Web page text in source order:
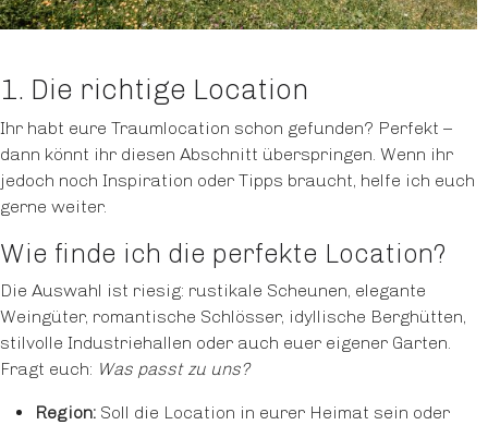
1. Die richtige Location
Ihr habt eure Traumlocation schon gefunden? Perfekt –
dann könnt ihr diesen Abschnitt überspringen. Wenn ihr
jedoch noch Inspiration oder Tipps braucht, helfe ich euch
gerne weiter.
Wie finde ich die perfekte Location?
Die Auswahl ist riesig: rustikale Scheunen, elegante
Weingüter, romantische Schlösser, idyllische Berghütten,
stilvolle Industriehallen oder auch euer eigener Garten.
Fragt euch: Was passt zu uns?
Region: Soll die Location in eurer Heimat sein oder